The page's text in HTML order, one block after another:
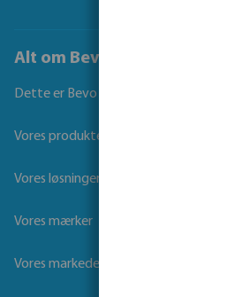
Alt om Bevo
Dette er Bevo
Vores produkter
Vores løsninger
Vores mærker
Vores markeder